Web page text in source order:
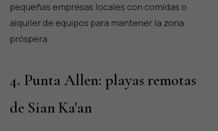
pequeñas empresas locales con comidas o
alquiler de equipos para mantener la zona
próspera.
4. Punta Allen: playas remotas
de Sian Ka'an